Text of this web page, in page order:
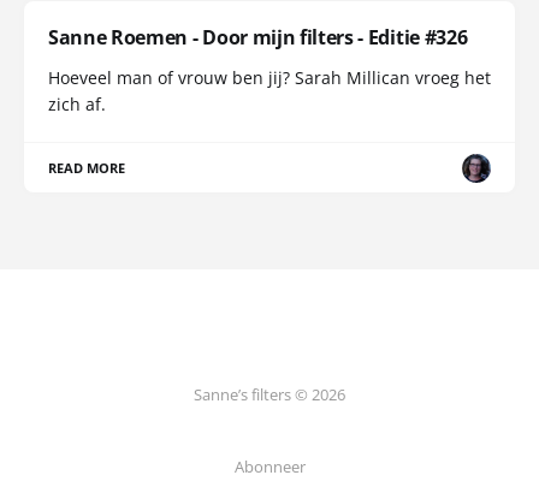
Sanne Roemen - Door mijn filters - Editie #326
Hoeveel man of vrouw ben jij? Sarah Millican vroeg het
zich af.
READ MORE
Sanne’s filters © 2026
Abonneer